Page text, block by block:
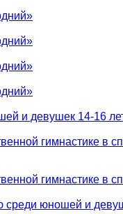
и девушек 14-16
гимнастике в
гимнастике в
среди юношей и